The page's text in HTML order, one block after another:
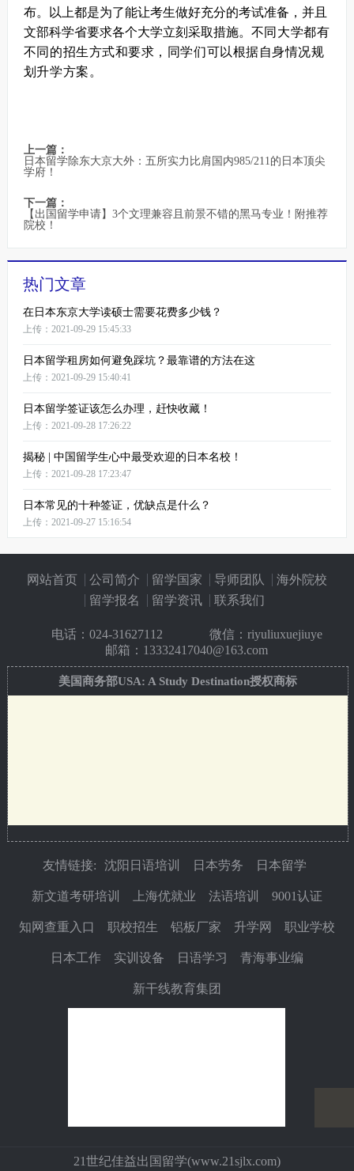
布。
以上都是为了能让考生做好充分的考试准备，并且
文部科学省要求各个大学立刻采取措施。 不同大学都有
不同的招生方式和要求，同学们可以根据自身情况规
划升学方案。
上一篇：
日本留学除东大京大外：五所实力比肩国内985/211的日本顶尖
学府！
下一篇：
【出国留学申请】3个文理兼容且前景不错的黑马专业！附推荐
院校！
热门文章
在日本东京大学读硕士需要花费多少钱？
上传：2021-09-29 15:45:33
日本留学租房如何避免踩坑？最靠谱的方法在这
上传：2021-09-29 15:40:41
日本留学签证该怎么办理，赶快收藏！
上传：2021-09-28 17:26:22
揭秘 | 中国留学生心中最受欢迎的日本名校！
上传：2021-09-28 17:23:47
日本常见的十种签证，优缺点是什么？
上传：2021-09-27 15:16:54
网站首页 公司简介 留学国家 导师团队
海外院校
留学报名
留学资讯 联系我们
电话： 024-31627112
微信：riyuliuxuejiuye
邮箱：13332417040@163.com
美国商务部USA: A Study Destination授权商标
友情链接: 沈阳日语培训 日本劳务 日本留学
新文道考研培训 上海优就业 法语培训 9001认证
知网查重入口 职校招生 铝板厂家 升学网 职业学校
日本工作 实训设备 日语学习 青海事业编
新干线教育集团
21世纪佳益出国留学(www.21sjlx.com)